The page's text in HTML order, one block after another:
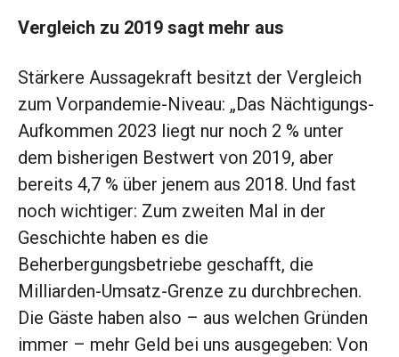
Vergleich zu 2019 sagt mehr aus
Stärkere Aussagekraft besitzt der Vergleich
zum Vorpandemie-Niveau: „Das Nächtigungs-
Aufkommen 2023 liegt nur noch 2 % unter
dem bisherigen Bestwert von 2019, aber
bereits 4,7 % über jenem aus 2018. Und fast
noch wichtiger: Zum zweiten Mal in der
Geschichte haben es die
Beherbergungsbetriebe geschafft, die
Milliarden-Umsatz-Grenze zu durchbrechen.
Die Gäste haben also – aus welchen Gründen
immer – mehr Geld bei uns ausgegeben: Von